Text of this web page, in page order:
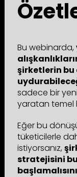
Bu webinarda,
şirketlerin bu
sadece bir
yaratan temel
Eğer bu
tüketicilerle
istiyorsanız,
stratejisini